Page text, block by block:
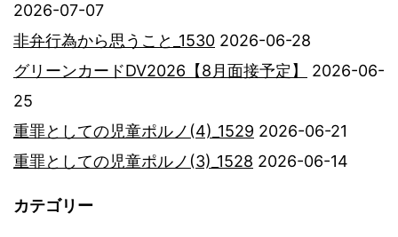
2026-07-07
非弁行為から思うこと_1530 2026-06-28
グリーンカードDV2026【8月面接予定】
2026-06-
25
重罪としての児童ポルノ(4)_1529 2026-06-21
重罪としての児童ポルノ(3)_1528 2026-06-14
カテゴリー